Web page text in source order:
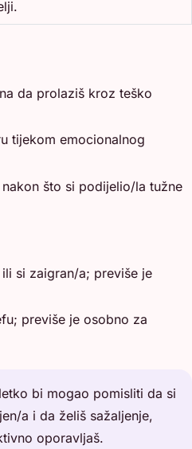
da prolaziš kroz teško
tijekom emocionalnog
što si podijelio/la tužne
si zaigran/a; previše je
previše je osobno za
bi mogao pomisliti da si
a i da želiš sažaljenje,
oporavljaš.